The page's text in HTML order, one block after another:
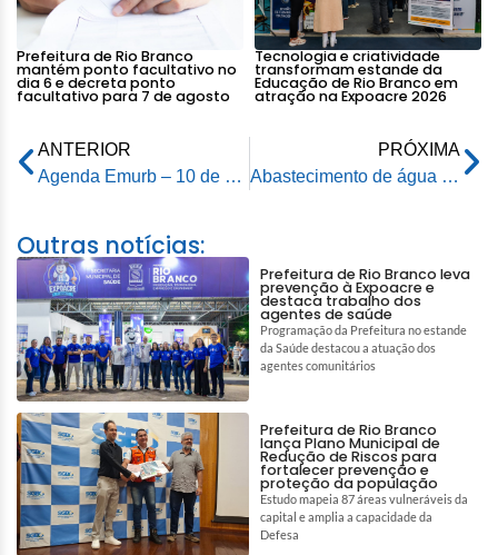
Prefeitura de Rio Branco
mantém ponto facultativo no
dia 6 e decreta ponto
facultativo para 7 de agosto
Tecnologia e criatividade
transformam estande da
Educação de Rio Branco em
atração na Expoacre 2026
ANTERIOR
Agenda Emurb – 10 de dezembro de 2025
PRÓXIMA
Abastecimento de água volta ao normal após parada preventiva na ETA 2, em Rio Branco
Outras notícias:
Prefeitura de Rio Branco leva
prevenção à Expoacre e
destaca trabalho dos
agentes de saúde
Programação da Prefeitura no estande
da Saúde destacou a atuação dos
agentes comunitários
Prefeitura de Rio Branco
lança Plano Municipal de
Redução de Riscos para
fortalecer prevenção e
proteção da população
Estudo mapeia 87 áreas vulneráveis da
capital e amplia a capacidade da
Defesa